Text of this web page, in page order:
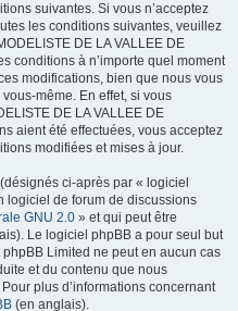
suivantes. Si vous n’acceptez
les conditions suivantes, veuillez
DE LA VALLEE DE
conditions à n’importe quel moment
modifications, bien que nous vous
même. En effet, si vous
DE LA VALLEE DE
aient été effectuées, vous acceptez
modifiées et mises à jour.
ci-après par « logiciel
logiciel de forum de discussions
GNU 2.0 » et qui peut être
Le logiciel phpBB a pour seul but
Limited ne peut en aucun cas
et du contenu que nous
plus d’informations concernant
(en anglais).